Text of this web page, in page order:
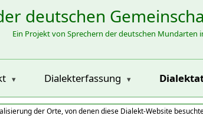
deutschen
Ein Projekt von Sprechern der deutschen Mundarten
Dialekterfassung
der Orte, von denen diese Dialekt-Website